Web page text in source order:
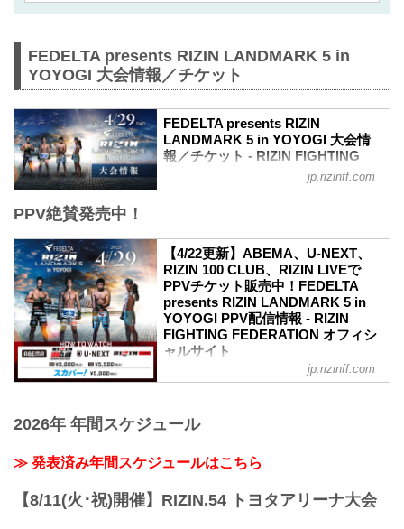
FEDELTA presents RIZIN LANDMARK 5 in
YOYOGI 大会情報／チケット
FEDELTA presents RIZIN
LANDMARK 5 in YOYOGI 大会情
報／チケット - RIZIN FIGHTING
FEDERATION オフィシャルサイト
RIZIN LANDMARK 5 in YOYOGIのアウト
レット席と演出変更による増席でSRS席
の販売が決定いたしました。
販売開始：3月26日（日）10:00〜
SRS席 ※増席
アウトレットS席
アウトレットA席
【3/2更新】開催日変更のお知らせ
RIZIN LANDMARK 5 in YOYOGIの開催日
変更前：4月30日（日）
jp.rizinff.com
PPV絶賛発売中！
【4/22更新】ABEMA、U-NEXT、
RIZIN 100 CLUB、RIZIN LIVEで
PPVチケット販売中！FEDELTA
presents RIZIN LANDMARK 5 in
YOYOGI PPV配信情報 - RIZIN
FIGHTING FEDERATION オフィシ
ャルサイト
ート！
開催されるFEDELTA presents RIZIN
ケットが、ABEMA、U-NEXT、RIZIN
100 CLUBの販売スタートしたぞ！
jp.rizinff.com
2026年 年間スケジュール
≫ 発表済み年間スケジュールはこちら
【8/11(火･祝)開催】RIZIN.54 トヨタアリーナ大会